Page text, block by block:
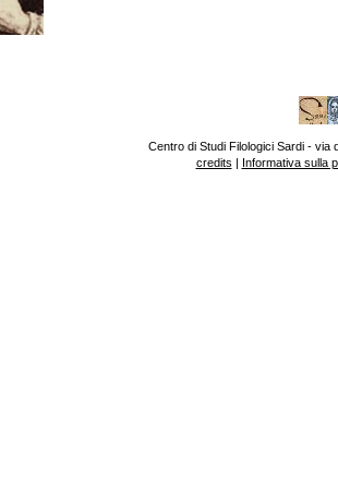
Centro di Studi Filologici Sardi - via
credits | Informativa sulla